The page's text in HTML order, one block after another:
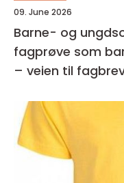
09. June 2026
Barne- og
fagprøve som
– veien til